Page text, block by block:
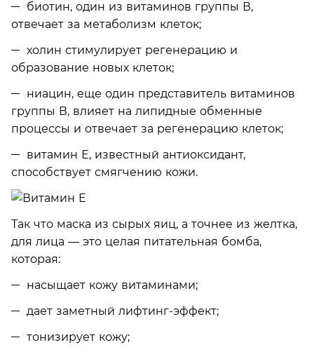
биотин, один из витаминов группы В,
отвечает за метаболизм клеток;
холин стимулирует регенерацию и
образование новых клеток;
ниацин, еще один представитель витаминов
группы В, влияет на липидные обменные
процессы и отвечает за регенерацию клеток;
витамин Е, известный антиоксидант,
способствует смягчению кожи.
Так что маска из сырых яиц, а точнее из желтка,
для лица — это целая питательная бомба,
которая:
насыщает кожу витаминами;
дает заметный лифтинг-эффект;
тонизирует кожу;